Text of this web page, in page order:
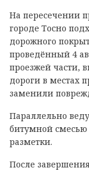
На пересечении
городе Тосно
дорожного
проведённый 4
проезжей части,
дороги в местах
заменили
Параллельно
битумной
разметки.
После завершения